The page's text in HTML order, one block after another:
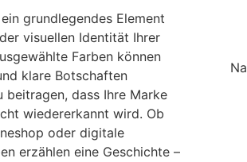
grundlegendes Element
visuellen Identität Ihrer
Farben können
klare Botschaften
beitragen, dass Ihre Marke
wiedererkannt wird. Ob
oder digitale
erzählen eine Geschichte –